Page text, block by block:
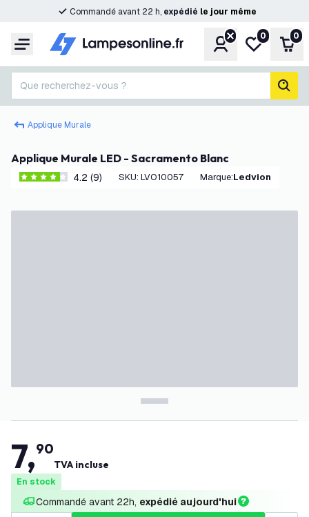
Commandé avant 22 h, expédié le jour même
Menu CompteMa liste de
0 0
Que recherchez-vous ?
Applique Murale
Applique Murale LED - Sacramento Blanc
4.2 étoiles de notation
4.2 (9) SKU: LVO10057 Marque: Ledvion
7,90
TVA incluse
En stock
Commandé avant 22h, expédié aujourd'hui